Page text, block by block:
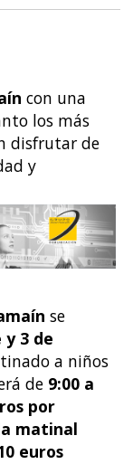
con una
los más
disfrutar de
y
se
3 de
a niños
de 9:00 a
por
matinal
euros